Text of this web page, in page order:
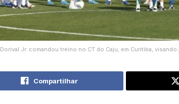
Dorival Jr. comandou treino no CT do Caju, em Curitiba,
Compartilhar